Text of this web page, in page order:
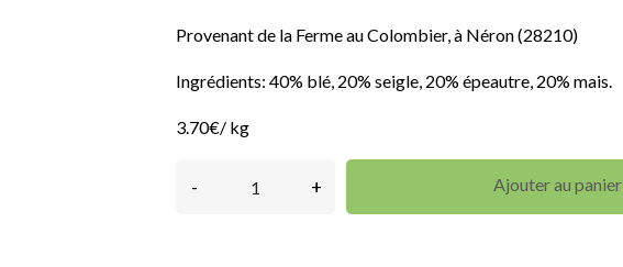
Provenant de la Ferme au Colombier, à Néron (28210)
Ingrédients: 40% blé, 20% seigle, 20% épeautre, 20% mais.
3.70€/ kg
- + Ajouter au panier